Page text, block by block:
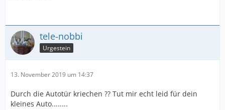
tele-nobbi
Urgestein
13. November 2019 um 14:37
Durch die Autotür kriechen ?? Tut mir echt leid für dein
kleines Auto........